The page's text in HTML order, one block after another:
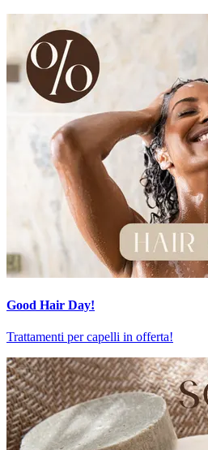
Good Hair Day!
Trattamenti per capelli in offerta!